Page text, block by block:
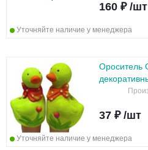
Уточняйте наличие у менеджера
160 ₽ /шт
Ороситель
Уточняйте наличие у менеджера
37 ₽ /шт